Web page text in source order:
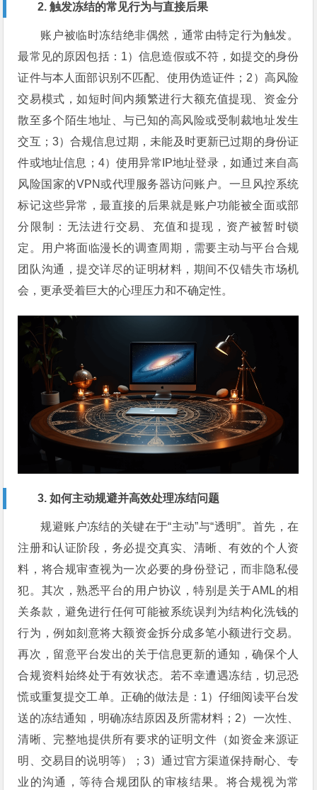
2. 触发冻结的常见行为与直接后果
账户被临时冻结绝非偶然，通常由特定行为触发。
最常见的原因包括：1）信息造假或不符，如提交的身份
证件与本人面部识别不匹配、使用伪造证件；2）高风险
交易模式，如短时间内频繁进行大额充值提现、资金分
散至多个陌生地址、与已知的高风险或受制裁地址发生
交互；3）合规信息过期，未能及时更新已过期的身份证
件或地址信息；4）使用异常IP地址登录，如通过来自高
风险国家的VPN或代理服务器访问账户。一旦风控系统
标记这些异常，最直接的后果就是账户功能被全面或部
分限制：无法进行交易、充值和提现，资产被暂时锁
定。用户将面临漫长的调查周期，需要主动与平台合规
团队沟通，提交详尽的证明材料，期间不仅错失市场机
会，更承受着巨大的心理压力和不确定性。
3. 如何主动规避并高效处理冻结问题
规避账户冻结的关键在于“主动”与“透明”。首先，在
注册和认证阶段，务必提交真实、清晰、有效的个人资
料，将合规审查视为一次必要的身份登记，而非隐私侵
犯。其次，熟悉平台的用户协议，特别是关于AML的相
关条款，避免进行任何可能被系统误判为结构化洗钱的
行为，例如刻意将大额资金拆分成多笔小额进行交易。
再次，留意平台发出的关于信息更新的通知，确保个人
合规资料始终处于有效状态。若不幸遭遇冻结，切忌恐
慌或重复提交工单。正确的做法是：1）仔细阅读平台发
送的冻结通知，明确冻结原因及所需材料；2）一次性、
清晰、完整地提供所有要求的证明文件（如资金来源证
明、交易目的说明等）；3）通过官方渠道保持耐心、专
业的沟通，等待合规团队的审核结果。将合规视为常